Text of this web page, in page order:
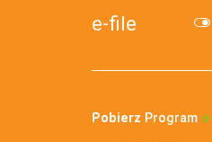
e-file
Pobierz Program e‑